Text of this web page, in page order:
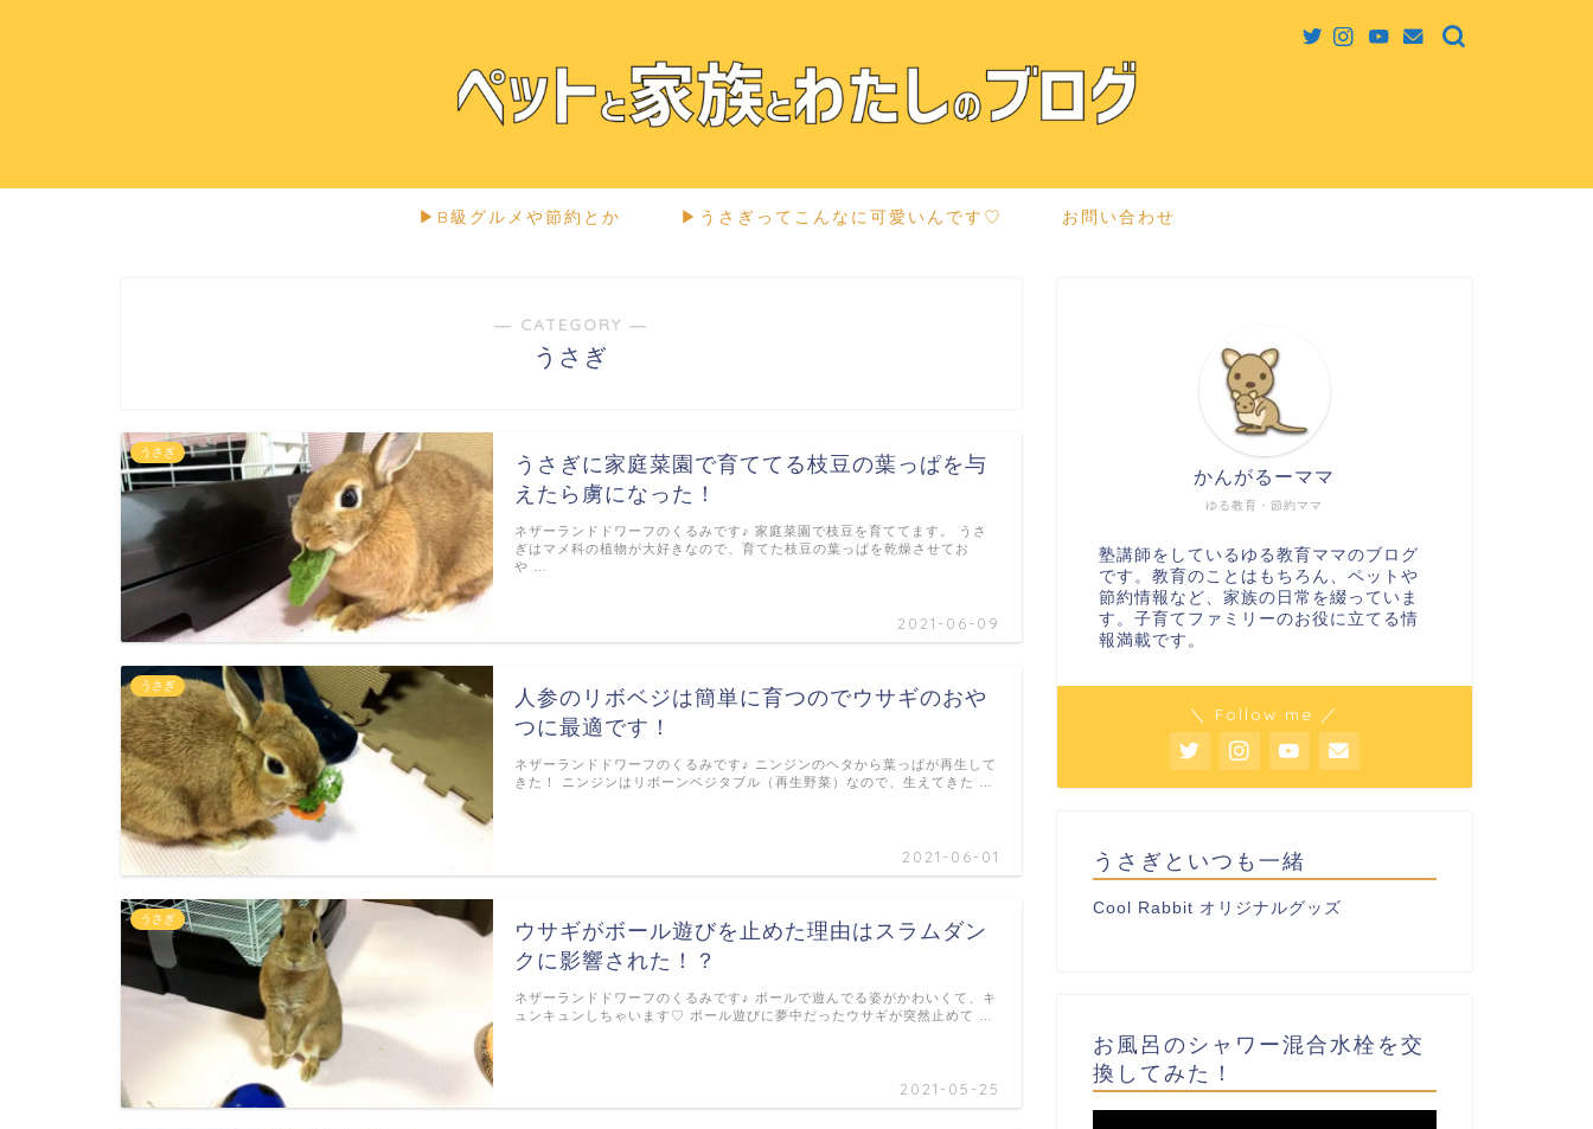
▶︎B級グルメや節約とか ▶︎うさぎってこんなに可愛いんです♡ お問い合わせ
― CATEGORY ―
うさぎ
うさぎ
うさぎに家庭菜園で育ててる枝豆の葉っぱを与
えたら虜になった！
2021-06-09
ネザーランドドワーフのくるみです♪ 家庭菜園で枝豆を育ててます。 うさ
ぎはマメ科の植物が大好きなので、育てた枝豆の葉っぱを乾燥させてお
や …
うさぎ
人参のリボベジは簡単に育つのでウサギのおや
つに最適です！
2021-06-01
ネザーランドドワーフのくるみです♪ ニンジンのヘタから葉っぱが再生して
きた！ ニンジンはリボーンベジタブル（再生野菜）なので、生えてきた …
うさぎ
ウサギがボール遊びを止めた理由はスラムダン
クに影響された！？
2021-05-25
ネザーランドドワーフのくるみです♪ ボールで遊んでる姿がかわいくて、キ
ュンキュンしちゃいます♡ ボール遊びに夢中だったウサギが突然止めて …
ゆる教育・節約ママ
かんがるーママ
塾講師をしているゆる教育ママのブログ
です。教育のことはもちろん、ペットや
節約情報など、家族の日常を綴っていま
す。子育てファミリーのお役に立てる情
報満載です。
＼ Follow me ／
うさぎといつも一緒
Cool Rabbit オリジナルグッズ
お風呂のシャワー混合水栓を交
換してみた！